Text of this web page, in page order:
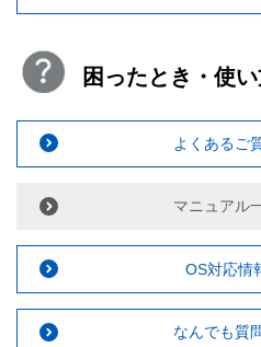
困ったとき・使
よくあるご
マニュアル
OS対応情
なんでも質